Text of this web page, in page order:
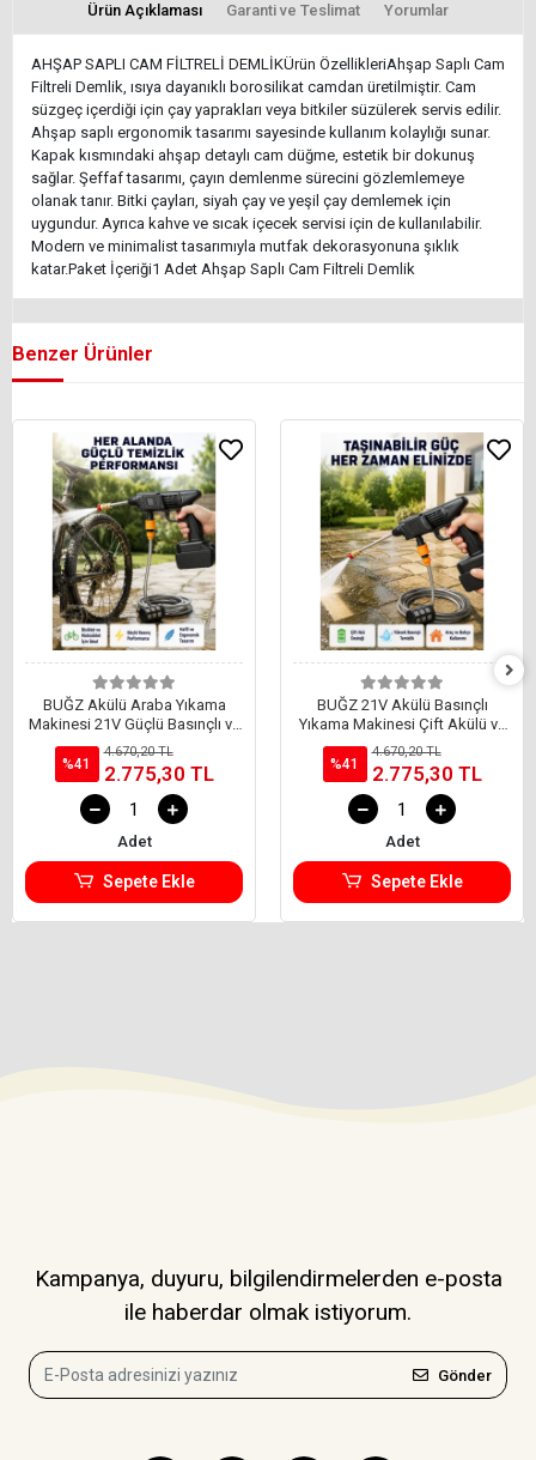
Ürün Açıklaması Garanti ve Teslimat Yorumlar
AHŞAP SAPLI CAM FİLTRELİ DEMLİKÜrün ÖzellikleriAhşap Saplı Cam
Filtreli Demlik, ısıya dayanıklı borosilikat camdan üretilmiştir. Cam
süzgeç içerdiği için çay yaprakları veya bitkiler süzülerek servis edilir.
Ahşap saplı ergonomik tasarımı sayesinde kullanım kolaylığı sunar.
Kapak kısmındaki ahşap detaylı cam düğme, estetik bir dokunuş
sağlar. Şeffaf tasarımı, çayın demlenme sürecini gözlemlemeye
olanak tanır. Bitki çayları, siyah çay ve yeşil çay demlemek için
uygundur. Ayrıca kahve ve sıcak içecek servisi için de kullanılabilir.
Modern ve minimalist tasarımıyla mutfak dekorasyonuna şıklık
katar.Paket İçeriği1 Adet Ahşap Saplı Cam Filtreli Demlik
Benzer Ürünler
BUĞZ Akülü Araba Yıkama
Makinesi 21V Güçlü Basınçlı ve
Çift Akülü Taşınabilir
%41
4.670,20 TL
2.775,30 TL
Adet
Sepete Ekle
BUĞZ 21V Akülü Basınçlı
Yıkama Makinesi Çift Akülü ve
Hızlı Şarj Özellikli
%41
4.670,20 TL
2.775,30 TL
Adet
Sepete Ekle
Kampanya, duyuru, bilgilendirmelerden e-posta
ile haberdar olmak istiyorum.
Gönder